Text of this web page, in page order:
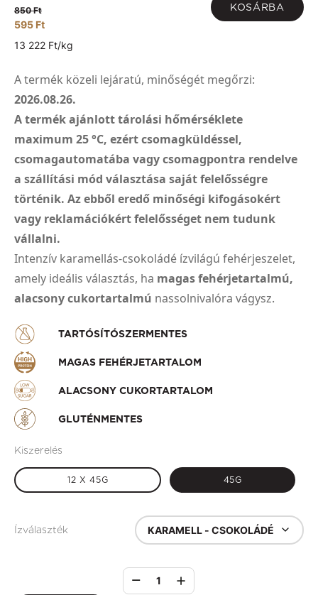
850 Ft
595 Ft
KOSÁRBA
13 222 Ft/kg
A termék közeli lejáratú, minőségét megőrzi:
2026.08.26.
A termék ajánlott tárolási hőmérséklete
maximum 25 °C, ezért csomagküldéssel,
csomagautomatába vagy csomagpontra rendelve
a szállítási mód választása saját felelősségre
történik. Az ebből eredő minőségi kifogásokért
vagy reklamációkért felelősséget nem tudunk
vállalni.
Intenzív karamellás-csokoládé ízvilágú fehérjeszelet,
amely ideális választás, ha magas fehérjetartalmú,
alacsony cukortartalmú nassolnivalóra vágysz.
TARTÓSÍTÓSZERMENTES
MAGAS FEHÉRJETARTALOM
ALACSONY CUKORTARTALOM
GLUTÉNMENTES
Kiszerelés
12 X 45G 45G
Ízválaszték KARAMELL - CSOKOLÁDÉ
1